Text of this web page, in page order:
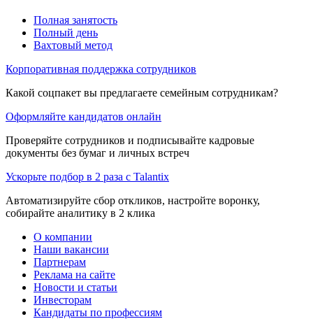
Полная занятость
Полный день
Вахтовый метод
Корпоративная поддержка сотрудников
Какой соцпакет вы предлагаете семейным сотрудникам?
Оформляйте кандидатов онлайн
Проверяйте сотрудников и подписывайте кадровые
документы без бумаг и личных встреч
Ускорьте подбор в 2 раза с Talantix
Автоматизируйте сбор откликов, настройте воронку,
собирайте аналитику в 2 клика
О компании
Наши вакансии
Партнерам
Реклама на сайте
Новости и статьи
Инвесторам
Кандидаты по профессиям